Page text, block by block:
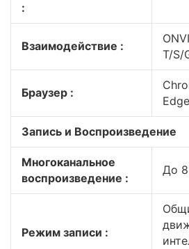
:
Взаимодействие :
T/S/
Браузер :
Запись и Воспроизведение
Многоканальное
воспроизведение :
До 8
Режим записи :